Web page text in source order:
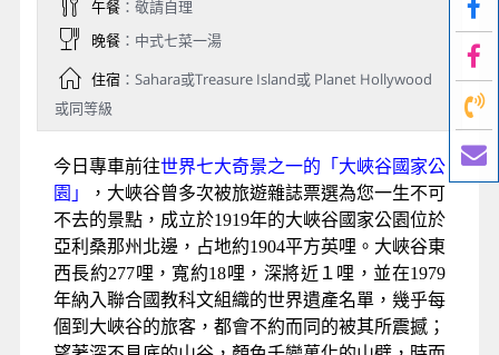
他們在創作一些令人讚賞的藝術照。
岩層的鉅作，居高臨下造就了電影綠巨人拍片的場
景。
接著前往那瓦荷(NAVAJO)印地安人保留區旁的佩
姬小鎮，今晚夜宿於此。
Day 5